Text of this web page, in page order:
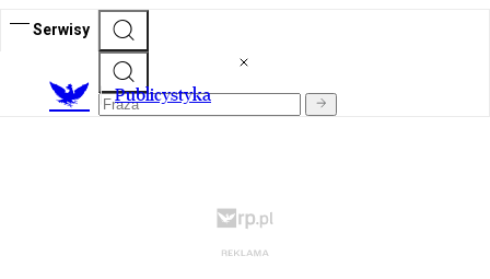
Serwisy
Publicystyka